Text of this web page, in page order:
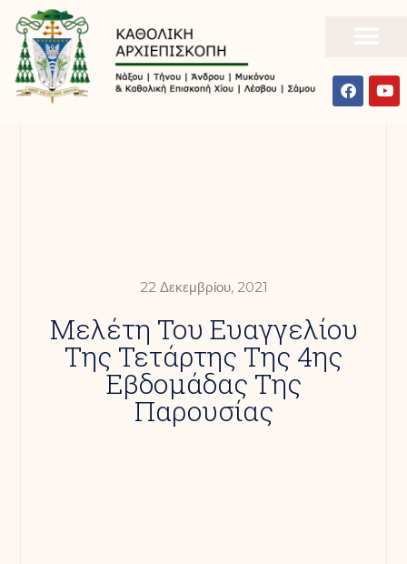
22 Δεκεμβρίου, 2021
Μελέτη Του Ευαγγελίου
Της Τετάρτης Της 4ης
Εβδομάδας Της
Παρουσίας